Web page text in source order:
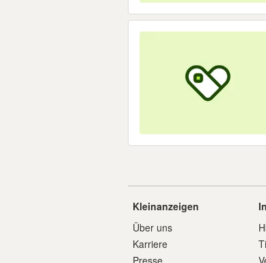
Kleinanzeigen
Über uns
Karriere
Presse